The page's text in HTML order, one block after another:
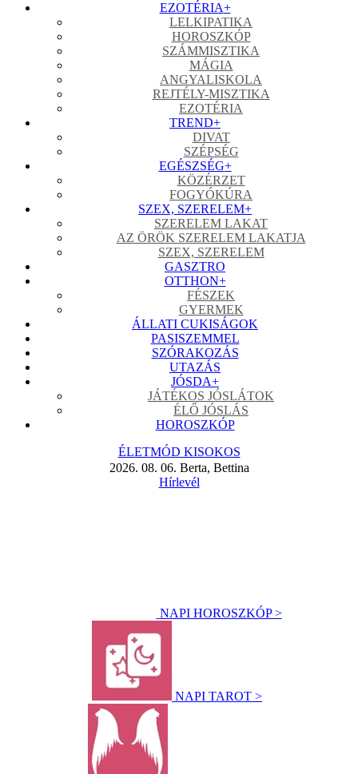
EZOTÉRIA+
LELKIPATIKA
HOROSZKÓP
SZÁMMISZTIKA
MÁGIA
ANGYALISKOLA
REJTÉLY-MISZTIKA
EZOTÉRIA
TREND+
DIVAT
SZÉPSÉG
EGÉSZSÉG+
KÖZÉRZET
FOGYÓKÚRA
SZEX, SZERELEM+
SZERELEM LAKAT
AZ ÖRÖK SZERELEM LAKATJA
SZEX, SZERELEM
GASZTRO
OTTHON+
FÉSZEK
GYERMEK
ÁLLATI CUKISÁGOK
PASISZEMMEL
SZÓRAKOZÁS
UTAZÁS
JÓSDA+
JÁTÉKOS JÓSLÁTOK
ÉLŐ JÓSLÁS
HOROSZKÓP
ÉLETMÓD KISOKOS
2026. 08. 06. Berta, Bettina
Hírlevél
NAPI HOROSZKÓP >
NAPI TAROT >